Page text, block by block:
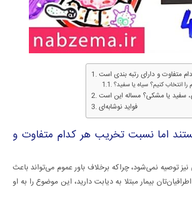
را انتخاب کنیم؟ سیاه یا سفید؟
فواید نوشابه‌ای
اما نسبت تخریب هر کدام متفاوت و
توصیه نمی‌شود، چراکه برخلاف باور عموم می‌تواند باعث
بیمار مبتلا به دیابت دارید، این موضوع را به او